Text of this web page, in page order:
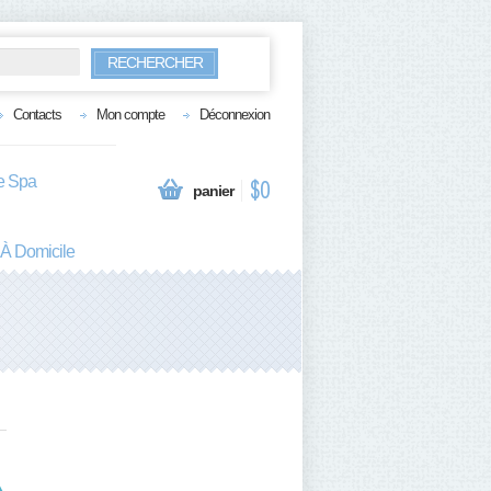
Contacts Mon compte Déconnexion
RECHERCHER
Spa
Domicile
panier $0